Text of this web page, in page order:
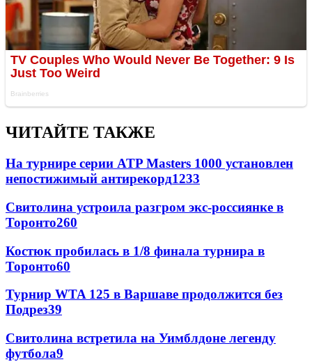
ЧИТАЙТЕ ТАКЖЕ
На турнире серии ATP Masters 1000 установлен
непостижимый антирекорд1233
Свитолина устроила разгром экс-россиянке в
Торонто260
Костюк пробилась в 1/8 финала турнира в
Торонто60
Турнир WTA 125 в Варшаве продолжится без
Подрез39
Свитолина встретила на Уимблдоне легенду
футбола9